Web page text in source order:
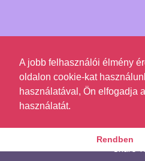
Share
A jobb felhasználói élmény
oldalon cookie-kat
használatával, Ön elfogadja
használatát.
Rendben